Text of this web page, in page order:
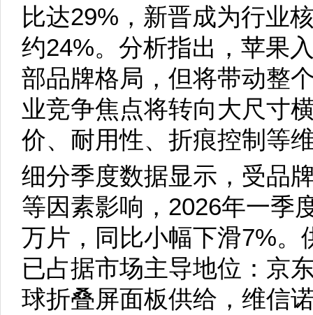
比达29%，新晋成为行业
约24%。分析指出，苹果
部品牌格局，但将带动整
业竞争焦点将转向大尺寸
价、耐用性、折痕控制等
细分季度数据显示，受品
等因素影响，2026年一季
万片，同比小幅下滑7%。
已占据市场主导地位：京
球折叠屏面板供给，维信